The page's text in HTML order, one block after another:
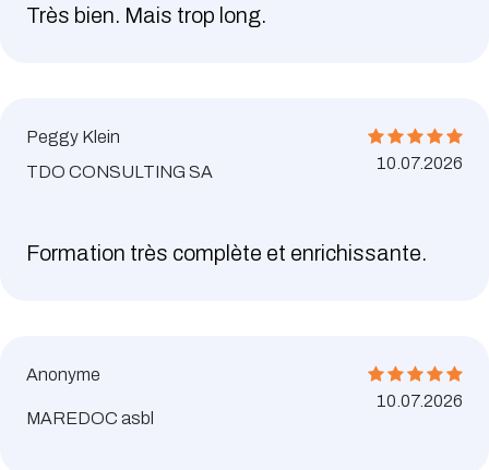
Très bien. Mais trop long.
Peggy Klein
TDO CONSULTING SA
10.07.2026
Formation très complète et enrichissante.
Anonyme
MAREDOC asbl
10.07.2026